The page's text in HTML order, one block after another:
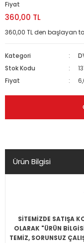
Fiyat
360,00 TL
360,00 TL den başlayan
Kategori
Stok Kodu
Fiyat
Ürün Bilgisi
SİTEMİZDE SATIŞA
OLARAK "ÜRÜN
TEMİZ, SORUNSUZ